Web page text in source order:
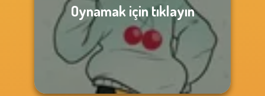
Oynamak için tıklayın